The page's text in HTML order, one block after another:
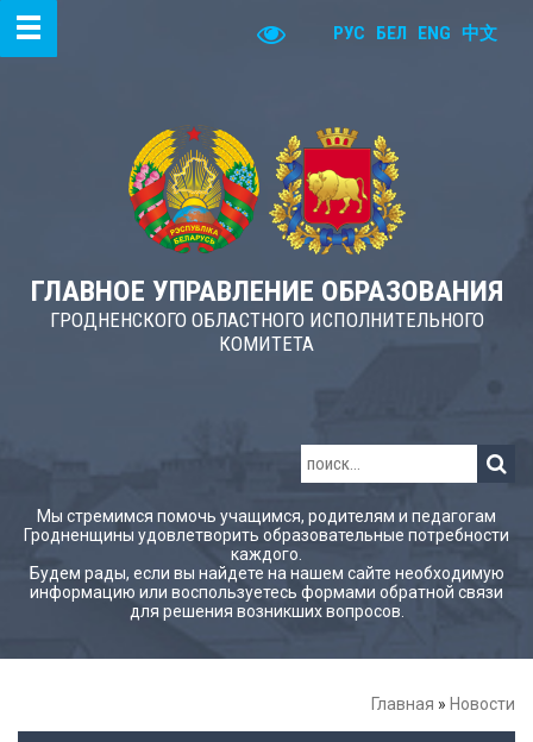
РУС БЕЛ ENG 中文
ГЛАВНОЕ УПРАВЛЕНИЕ ОБРАЗОВАНИЯ
ГРОДНЕНСКОГО ОБЛАСТНОГО ИСПОЛНИТЕЛЬНОГО
КОМИТЕТА
Мы стремимся помочь учащимся, родителям и педагогам
Гродненщины удовлетворить образовательные потребности
каждого.
Будем рады, если вы найдете на нашем сайте необходимую
информацию или воспользуетесь формами обратной связи
для решения возникших вопросов.
Главная » Новости